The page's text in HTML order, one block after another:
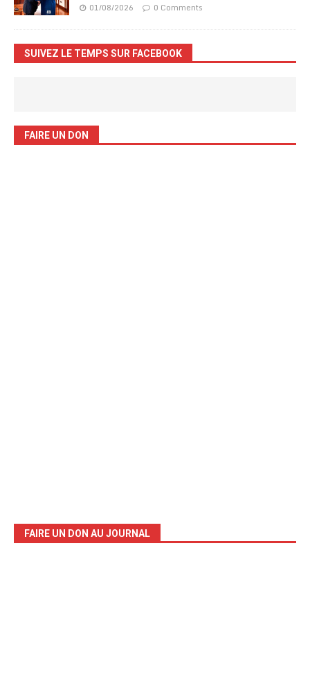
01/08/2026 0 Comments
SUIVEZ LE TEMPS SUR FACEBOOK
FAIRE UN DON
FAIRE UN DON AU JOURNAL